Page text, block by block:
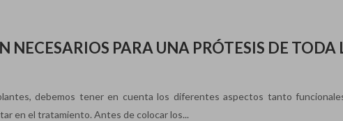
NECESARIOS PARA UNA PRÓTESIS DE TODA
debemos tener en cuenta los diferentes aspectos tanto
en el tratamiento. Antes de colocar los...